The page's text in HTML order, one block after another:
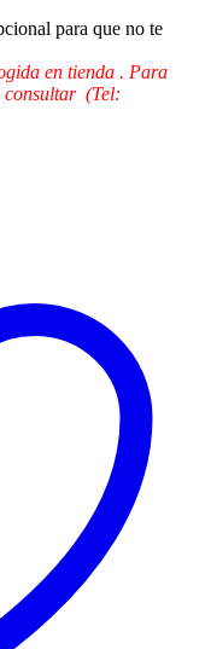
para que no te
en tienda . Para
consultar (Tel: